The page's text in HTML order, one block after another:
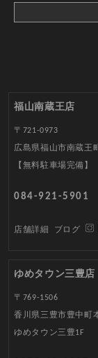
福山南蔵王店
〒721-0973
広島県福山市南蔵王
【無料駐車場完備】
084-921-5901
店舗詳細 ブログ
ゆめタウン三豊店
〒769-1506
香川県三豊市豊中町
ゆめタウン三豊1F